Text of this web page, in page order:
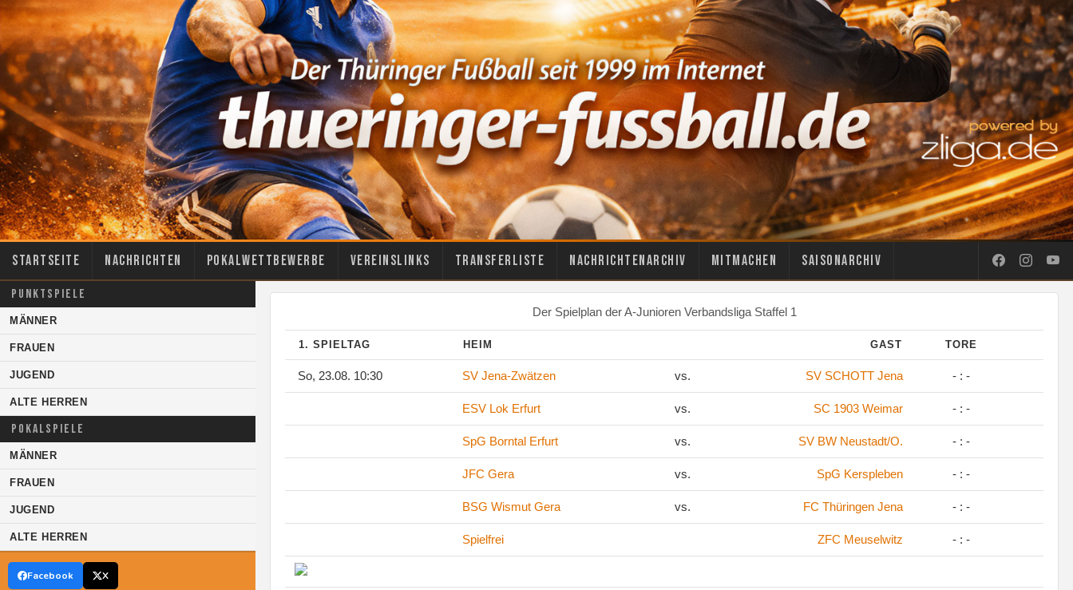
Startseite Nachrichten Pokalwettbewerbe Vereinslinks Transferliste Nachrichtenarchiv Mitmachen Saisonarchiv
PUNKTSPIELE
MÄNNER
FRAUEN
JUGEND
ALTE HERREN
POKALSPIELE
MÄNNER
FRAUEN
JUGEND
ALTE HERREN
Facebook X
Der Spielplan der A-Junioren Verbandsliga Staffel 1
1. SPIELTAG HEIM GAST TORE
So, 23.08. 10:30 SV Jena-Zwätzen vs. SV SCHOTT Jena - : -
ESV Lok Erfurt vs. SC 1903 Weimar - : -
SpG Borntal Erfurt vs. SV BW Neustadt/O. - : -
JFC Gera vs. SpG Kerspleben - : -
BSG Wismut Gera vs. FC Thüringen Jena - : -
Spielfrei ZFC Meuselwitz - : -